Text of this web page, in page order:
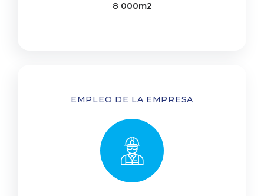
8 000m2
EMPLEO DE LA EMPRESA